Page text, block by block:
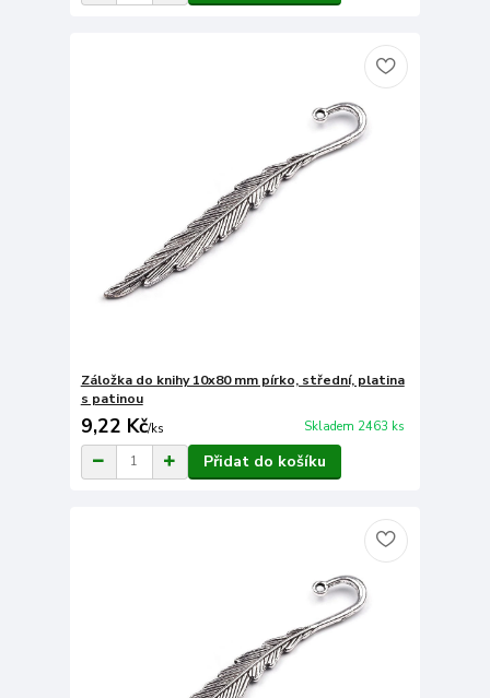
Záložka do knihy 10x80 mm pírko, střední, platina
s patinou
9,22 Kč/ks Skladem 2463 ks
Přidat do košíku